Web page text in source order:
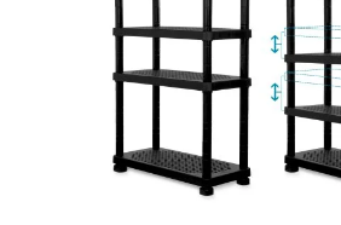
Explora más